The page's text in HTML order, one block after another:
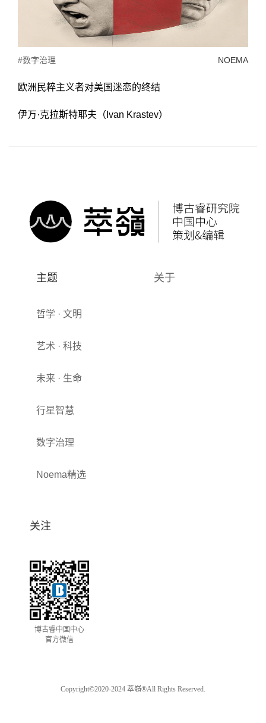
#数字治理 NOEMA
欧洲民粹主义者对美国迷恋的终结
伊万·克拉斯特耶夫（Ivan Krastev）
主题
哲学 · 文明
艺术 · 科技
未来 · 生命
行星智慧
数字治理
Noema精选
关于
关注
博古睿中国中心
官方微信
Copyright©2020-2024 萃嶺®All Rights Reserved.